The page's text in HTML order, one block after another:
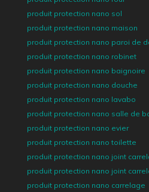
produit protection nano sol
produit protection nano maison
produit protection nano paroi de
produit protection nano robinet
produit protection nano baignoire
produit protection nano douche
produit protection nano lavabo
produit protection nano salle de
produit protection nano evier
produit protection nano toilette
produit protection nano joint
produit protection nano joint
produit protection nano carrelage